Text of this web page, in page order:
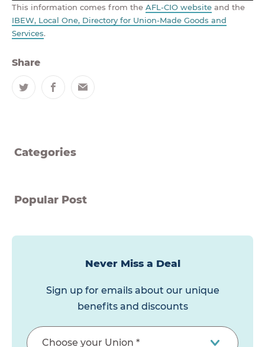
Share
TwitterFacebookEmail
This information comes from the AFL-CIO website and the
IBEW, Local One, Directory for Union-Made Goods and
Services.
Categories
Popular Post
Never Miss a Deal
Sign up for emails about our unique
benefits and discounts